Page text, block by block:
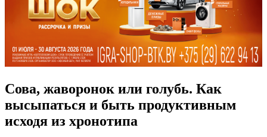
Сова, жаворонок или голубь. Как
высыпаться и быть продуктивным
исходя из хронотипа